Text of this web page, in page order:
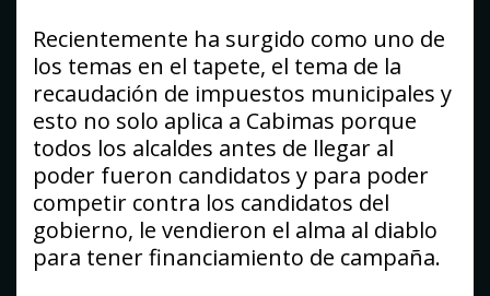
Recientemente ha surgido como uno de
los temas en el tapete, el tema de la
recaudación de impuestos municipales y
esto no solo aplica a Cabimas porque
todos los alcaldes antes de llegar al
poder fueron candidatos y para poder
competir contra los candidatos del
gobierno, le vendieron el alma al diablo
para tener financiamiento de campaña.